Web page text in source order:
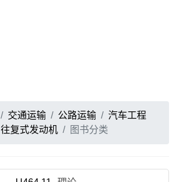
交通运输 公路运输
汽车工程
往复式发动机 图书分类